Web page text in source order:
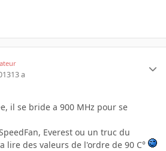
13 a
il se bride a 900 MHz pour se
Everest ou un truc du
lire des valeurs de l'ordre de 90 C°